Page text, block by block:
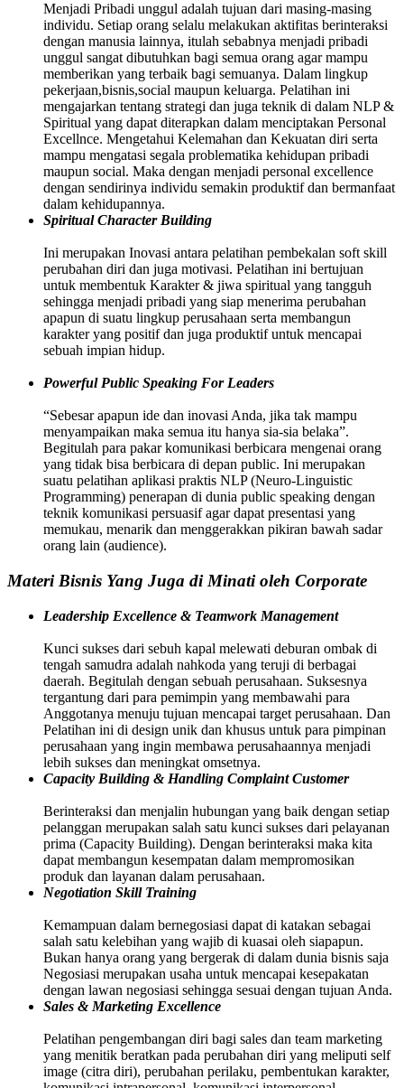
Menjadi Pribadi unggul adalah tujuan dari masing-masing
individu. Setiap orang selalu melakukan aktifitas berinteraksi
dengan manusia lainnya, itulah sebabnya menjadi pribadi
unggul sangat dibutuhkan bagi semua orang agar mampu
memberikan yang terbaik bagi semuanya. Dalam lingkup
pekerjaan,bisnis,social maupun keluarga. Pelatihan ini
mengajarkan tentang strategi dan juga teknik di dalam NLP &
Spiritual yang dapat diterapkan dalam menciptakan Personal
Excellnce. Mengetahui Kelemahan dan Kekuatan diri serta
mampu mengatasi segala problematika kehidupan pribadi
maupun social. Maka dengan menjadi personal excellence
dengan sendirinya individu semakin produktif dan bermanfaat
dalam kehidupannya.
Spiritual Character Building
Ini merupakan Inovasi antara pelatihan pembekalan soft skill
perubahan diri dan juga motivasi. Pelatihan ini bertujuan
untuk membentuk Karakter & jiwa spiritual yang tangguh
sehingga menjadi pribadi yang siap menerima perubahan
apapun di suatu lingkup perusahaan serta membangun
karakter yang positif dan juga produktif untuk mencapai
sebuah impian hidup.
Powerful Public Speaking For Leaders
“Sebesar apapun ide dan inovasi Anda, jika tak mampu
menyampaikan maka semua itu hanya sia-sia belaka”.
Begitulah para pakar komunikasi berbicara mengenai orang
yang tidak bisa berbicara di depan public. Ini merupakan
suatu pelatihan aplikasi praktis NLP (Neuro-Linguistic
Programming) penerapan di dunia public speaking dengan
teknik komunikasi persuasif agar dapat presentasi yang
memukau, menarik dan menggerakkan pikiran bawah sadar
orang lain (audience).
Materi Bisnis Yang Juga di Minati oleh Corporate
Leadership Excellence & Teamwork Management
Kunci sukses dari sebuh kapal melewati deburan ombak di
tengah samudra adalah nahkoda yang teruji di berbagai
daerah. Begitulah dengan sebuah perusahaan. Suksesnya
tergantung dari para pemimpin yang membawahi para
Anggotanya menuju tujuan mencapai target perusahaan. Dan
Pelatihan ini di design unik dan khusus untuk para pimpinan
perusahaan yang ingin membawa perusahaannya menjadi
lebih sukses dan meningkat omsetnya.
Capacity Building & Handling Complaint Customer
Berinteraksi dan menjalin hubungan yang baik dengan setiap
pelanggan merupakan salah satu kunci sukses dari pelayanan
prima (Capacity Building). Dengan berinteraksi maka kita
dapat membangun kesempatan dalam mempromosikan
produk dan layanan dalam perusahaan.
Negotiation Skill Training
Kemampuan dalam bernegosiasi dapat di katakan sebagai
salah satu kelebihan yang wajib di kuasai oleh siapapun.
Bukan hanya orang yang bergerak di dalam dunia bisnis saja
Negosiasi merupakan usaha untuk mencapai kesepakatan
dengan lawan negosiasi sehingga sesuai dengan tujuan Anda.
Sales & Marketing Excellence
Pelatihan pengembangan diri bagi sales dan team marketing
yang menitik beratkan pada perubahan diri yang meliputi self
image (citra diri), perubahan perilaku, pembentukan karakter,